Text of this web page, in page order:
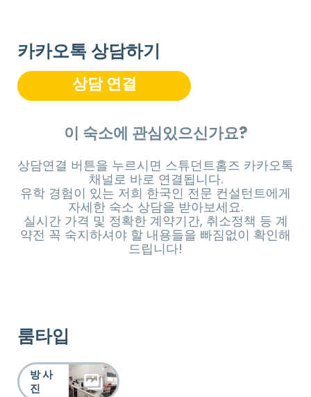
카카오톡 상담하기
상담 연결
이 숙소에 관심있으신가요?
상담연결 버튼을 누르시면 스튜던트홈즈 카카오톡
채널로 바로 연결됩니다.
유학 경험이 있는 저희 한국인 전문 컨설턴트에게
자세한 숙소 상담을 받아보세요.
실시간 가격 및 정확한 계약기간, 취소정책 등 계
약전 꼭 숙지하셔야 할 내용들을 빠짐없이 확인해
드립니다!
룸타입
방 사
진